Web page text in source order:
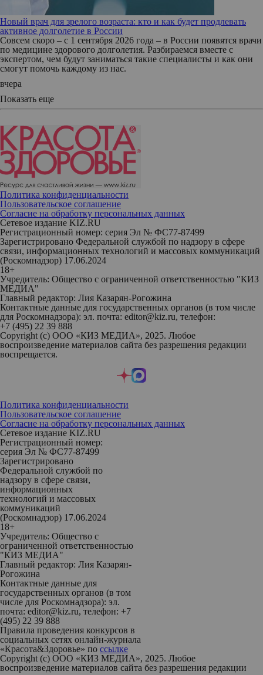
Новый врач для зрелого возраста: кто и как будет продлевать
активное долголетие в России
Совсем скоро – с 1 сентября 2026 года – в России появятся врачи
по медицине здорового долголетия. Разбираемся вместе с
экспертом, чем будут заниматься такие специалисты и как они
смогут помочь каждому из нас.
вчера
Показать еще
Политика конфиденциальности
Пользовательское соглашение
Согласие на обработку персональных данных
Сетевое издание KIZ.RU
Регистрационный номер: серия Эл № ФС77-87499
Зарегистрировано Федеральной службой по надзору в сфере
связи, информационных технологий и массовых коммуникаций
(Роскомнадзор) 17.06.2024
18+
Учредитель: Общество с ограниченной ответственностью "КИЗ
МЕДИА"
Главный редактор: Лия Казарян-Рогожина
Контактные данные для государственных органов (в том числе
для Роскомнадзора): эл. почта: editor@kiz.ru, телефон:
+7 (495) 22 39 888
Copyright (с) ООО «КИЗ МЕДИА», 2025. Любое
воспроизведение материалов сайта без разрешения редакции
воспрещается.
Политика конфиденциальности
Пользовательское соглашение
Согласие на обработку персональных данных
Сетевое издание KIZ.RU
Регистрационный номер:
серия Эл № ФС77-87499
Зарегистрировано
Федеральной службой по
надзору в сфере связи,
информационных
технологий и массовых
коммуникаций
(Роскомнадзор) 17.06.2024
18+
Учредитель: Общество с
ограниченной ответственностью
"КИЗ МЕДИА"
Главный редактор: Лия Казарян-
Рогожина
Контактные данные для
государственных органов (в том
числе для Роскомнадзора): эл.
почта: editor@kiz.ru, телефон: +7
(495) 22 39 888
Правила проведения конкурсов в
социальных сетях онлайн-журнала
«Красота&Здоровье» по ссылке
Copyright (с) ООО «КИЗ МЕДИА», 2025. Любое
воспроизведение материалов сайта без разрешения редакции